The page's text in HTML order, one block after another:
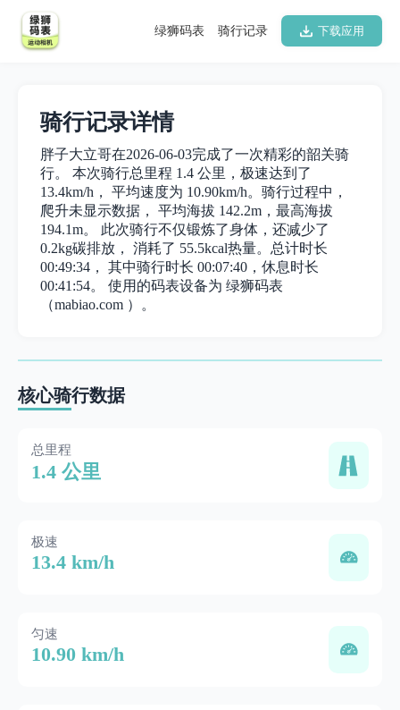
下载应用
骑行记录
绿狮码表
骑行记录详情
胖子大立哥在2026-06-03完成了一次精彩的韶关骑
行。 本次骑行总里程 1.4 公里，极速达到了
13.4km/h， 平均速度为 10.90km/h。骑行过程中，
爬升未显示数据， 平均海拔 142.2m，最高海拔
194.1m。 此次骑行不仅锻炼了身体，还减少了
0.2kg碳排放， 消耗了 55.5kcal热量。总计时长
00:49:34， 其中骑行时长 00:07:40，休息时长
00:41:54。 使用的码表设备为 绿狮码表
（mabiao.com ）。
核心骑行数据
总里程
1.4 公里
极速
13.4 km/h
匀速
10.90 km/h